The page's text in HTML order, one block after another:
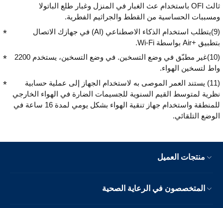
ثالث OFI باستخدام عث الغبار في المنزل وغبار طلع الباتولا
ومسببات الحساسية من القطط والجراثيم الفطرية.
(9)يتطلب استخدام الذكاء الاصطناعي (AI) في جهازك الاتصال
بتطبيق Air+‎ بواسطة Wi-Fi.
(10)غير مطبّق في وضع التسخين. في وضع التسخين، يستخدم 2200
واط لتسخين الهواء.
(11) يستند العمر الموصى به لاستخدام الجهاز إلى عملية حسابية
نظرية لمتوسط القيم السنوية للجسيمات الضارة في الهواء الخارجي
للمنطقة واستخدام جهاز تنقية الهواء بشكل يومي لمدة 16 ساعة في
الوضع التلقائي.
منتجات العميل
المتخصصون في الرعاية الصحية